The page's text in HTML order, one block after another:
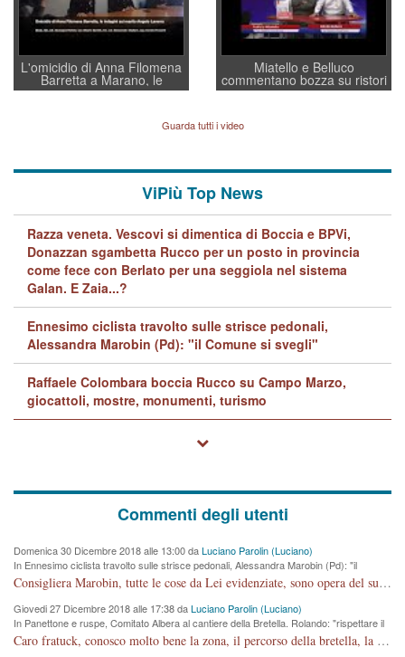
L'omicidio di Anna Filomena
Barretta a Marano, le
indagini dei carabinieri di
quelle di... Barbara D'Urso
Miatello e Belluco
commentano bozza su ristori
BPVi e Veneto Banca
Guarda tutti i video
ViPiù Top News
Razza veneta. Vescovi si dimentica di Boccia e BPVi,
Donazzan sgambetta Rucco per un posto in provincia
come fece con Berlato per una seggiola nel sistema
Galan. E Zaia...?
Ennesimo ciclista travolto sulle strisce pedonali,
Alessandra Marobin (Pd): "il Comune si svegli"
Raffaele Colombara boccia Rucco su Campo Marzo,
giocattoli, mostre, monumenti, turismo
Commenti degli utenti
Domenica 30 Dicembre 2018 alle 13:00 daLuciano Parolin (Luciano)
In Ennesimo ciclista travolto sulle strisce pedonali, Alessandra Marobin (Pd): "il
Comune si svegli"
Consigliera Marobin, tutte le cose da Lei evidenziate, sono opera del suo ex Assessore e compagno di Partito Antonio Marco Dalla Pozza Assessore alla "progettazione" di piste ciclabili e altre porcherie. A lui manderei il conto da saldare per incidenti e danni alle persone. E' ora che "finiamola." Avete perso rassegnatevi. qui IL SINDACO RUCCO NON C'ENTRA PER NIENTE. CAPITO!!!!!!!! Amen.
Giovedi 27 Dicembre 2018 alle 17:38 daLuciano Parolin (Luciano)
In Panettone e ruspe, Comitato Albera al cantiere della Bretella. Rolando: "rispettare il
cronoprogramma"
Caro fratuck, conosco molto bene la zona, il percorso della bretella, la situazione dei cittadini, abito in Viale Trento. A partire dal 2003 ho partecipato al Comitato di Maddalene pro bretella, e a riunioni propositive per apportare modifiche al progetto. Numerose mie foto del territorio sono arrivate a Roma, altri miei interventi (non graditi dalla Sx) sono stati pubblicati dal GdV, assieme ad altri come Ciro Asproso, ora favorevole alla bretella. Ho partecipato alla raccolta firme per la chiusura della strada x 5 giorni eseguita dal Sindaco Hullwech per sforamento 180 Micro/g. Pertanto come impegno per la tematica sono apposto con la coscienza. Ora il Progetto è partito, fine! Voglio dire che la nuova Giunta "comunale" non c'entra più. L'opera sarà "malauguratamente" eseguita, ma non con il mio placet. Il Consigliere Comunale dovrebbe capire che la campagna elettorale è finita, con buona pace di tutti. Quello che invece dovrebbe interessare è la proprietà della strada, dall'uscita autostradale Ovest, sino alla Rotatoria dell'Albara, vi sono tre possessori: Autostrade SpA; La Provincia, il Comune. Come la mettiamo per il futuro ? I costi, da 50 sono saliti a 100 milioni di € come dire 20 milioni a KM (!) da non credere. Comunque si farà. Ma nessuno canti Vittoria, anzi meglio non farne un ulteriore fatto "partitico" per questioni elettorali o di seggio. Se mi manda la sua mail, sono disponibile ad inviare i documenti e le foto sopra descritte. Con ossequi, Luciano Parolin